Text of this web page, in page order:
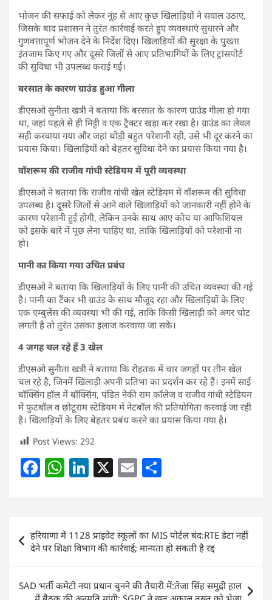
भोजन की सफाई को लेकर नूंह से आए कुछ खिलाड़ियों ने सवाल उठाए,
जिसके बाद प्रशासन ने तुरंत कार्रवाई करते हुए व्यवस्थाएं सुधारने और
गुणवत्तापूर्ण भोजन देने के निर्देश दिए। खिलाड़ियों की सुरक्षा के पुख्ता
इंतजाम किए गए और दूसरे जिलों से आए प्रतिभागियों के लिए ट्रांसपोर्ट
की सुविधा भी उपलब्ध कराई गई।
बरसात के कारण ग्राउंड हुआ गीला
डीएसओ सुनीता खत्री ने बताया कि बरसात के कारण ग्राउंड गीला हो गया
था, जहां पहले से ही मिट्टी व एक ट्रैक्टर खड़ा कर रखा है। ग्राउंड का लेवल
सही करवाया गया और जहां थोड़ी बहुत परेशानी रही, उसे भी दूर करने का
प्रयास किया। खिलाड़ियों को बेहतर सुविधा देने का प्रयास किया गया है।
वॉशरूम की राजीव गांधी स्टेडियम में पूरी व्यवस्था
डीएसओ ने बताया कि राजीव गांधी खेल स्टेडियम में वॉशरूम की सुविधा
उपलब्ध है। दूसरे जिलों से आने वाले खिलाड़ियों को जानकारी नहीं होने के
कारण परेशानी हुई होगी, लेकिन उनके साथ आए कोच या आफिशियल
को इसके बारे में पूछ लेना चाहिए था, ताकि खिलाड़ियों को परेशानी ना
हो।
पानी का किया गया उचित प्रबंध
डीएसओ ने बताया कि खिलाड़ियों के लिए पानी की उचित व्यवस्था की गई
है। पानी का टैंकर भी ग्राउंड के साथ मौजूद रहा और खिलाड़ियों के लिए
एक एम्बुलेंस की व्यवस्था भी की गई, ताकि किसी खिलाड़ी को अगर चोट
लगती है तो तुरंत उसका इलाज करवाया जा सके।
4 जगह चल रहे हैं 3 खेल
डीएसओ सुनीता खत्री ने बताया कि रोहतक में चार जगहों पर तीन खेल
चल रहे है, जिनमें खिलाड़ी अपनी प्रतिभा का प्रदर्शन कर रहे हैं। इनमें साई
बॉक्सिंग हॉल में बॉक्सिंग, पंडित नेकी राम कॉलेज व राजीव गांधी स्टेडियम
में फुटबॉल व छोटूराम स्टेडियम में नेटबॉल की प्रतियोगिता करवाई जा रही
है। खिलाड़ियों के लिए बेहतर प्रबंध करने का प्रयास किया गया है।
Post Views: 292
F
c
e
b
o
o
W
at
s
A
p
p
Li
k
e
dI
n
X E
ai
l
ar
e
Post
navigation
हरियाणा में 1128 प्राइवेट स्कूलों का MIS पोर्टल बंद:RTE डेटा नहीं
देने पर शिक्षा विभाग की कार्रवाई; मान्यता हो सकती है रद्द
SAD भर्ती कमेटी नया प्रधान चुनने की तैयारी में:तेजा सिंह समुद्री हाल